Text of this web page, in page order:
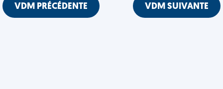
VDM PRÉCÉDENTE VDM SUIVANTE